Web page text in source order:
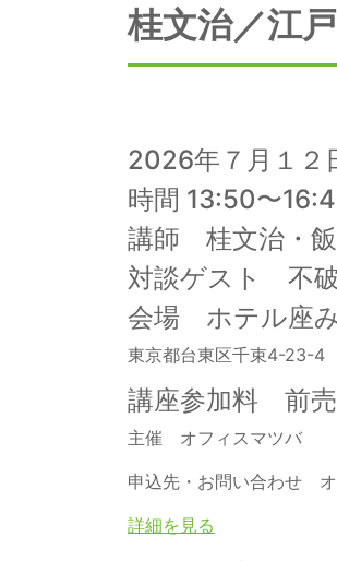
桂文治／江
2026年７月１２
時間 13:50〜
講師 桂文治・
対談ゲスト 不破
会場 ホテル座
東京都台東区千束4-23-4
講座参加料 前売
主催 オフィスマツバ
申込先・お問い合わせ
詳細を見る